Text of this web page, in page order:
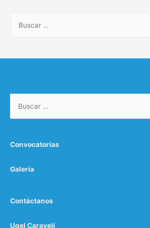
c
Convocatorias
Galería
Contáctanos
Ugel Caravelí